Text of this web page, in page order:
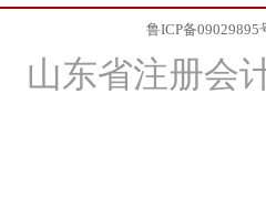
鲁ICP备09029895
山东省注册会